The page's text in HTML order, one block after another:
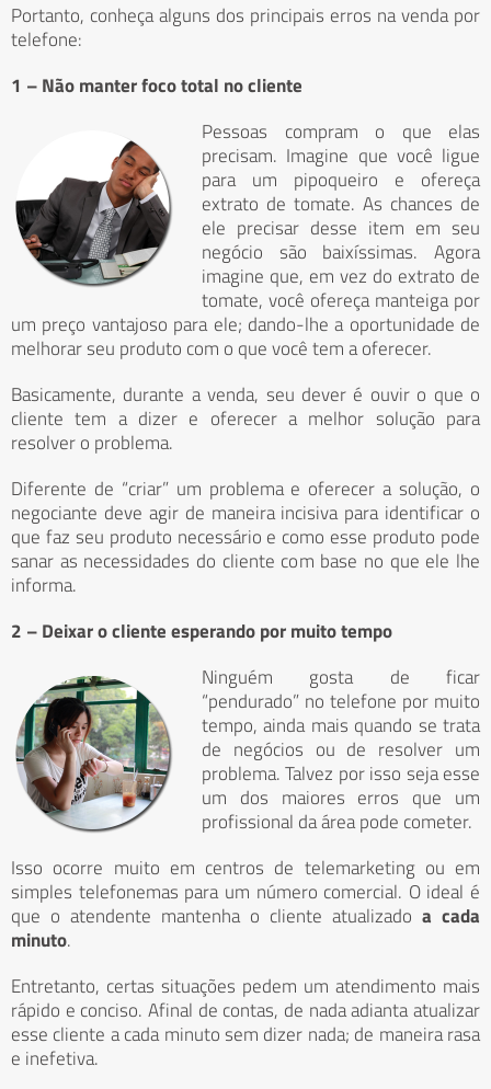
Portanto, conheça alguns dos principais erros na venda por
telefone:
1 – Não manter foco total no cliente
Pessoas compram o que elas
precisam. Imagine que você ligue
para um pipoqueiro e ofereça
extrato de tomate. As chances de
ele precisar desse item em seu
negócio são baixíssimas. Agora
imagine que, em vez do extrato de
tomate, você ofereça manteiga por
um preço vantajoso para ele; dando-lhe a oportunidade de
melhorar seu produto com o que você tem a oferecer.
Basicamente, durante a venda, seu dever é ouvir o que o
cliente tem a dizer e oferecer a melhor solução para
resolver o problema.
Diferente de “criar” um problema e oferecer a solução, o
negociante deve agir de maneira incisiva para identificar o
que faz seu produto necessário e como esse produto pode
sanar as necessidades do cliente com base no que ele lhe
informa.
2 – Deixar o cliente esperando por muito tempo
Ninguém gosta de ficar
“pendurado” no telefone por muito
tempo, ainda mais quando se trata
de negócios ou de resolver um
problema. Talvez por isso seja esse
um dos maiores erros que um
profissional da área pode cometer.
Isso ocorre muito em centros de telemarketing ou em
simples telefonemas para um número comercial. O ideal é
que o atendente mantenha o cliente atualizado a cada
minuto.
Entretanto, certas situações pedem um atendimento mais
rápido e conciso. Afinal de contas, de nada adianta atualizar
esse cliente a cada minuto sem dizer nada; de maneira rasa
e inefetiva.